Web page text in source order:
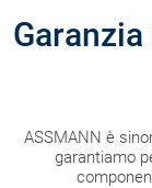
ASSMANN è
garantiamo